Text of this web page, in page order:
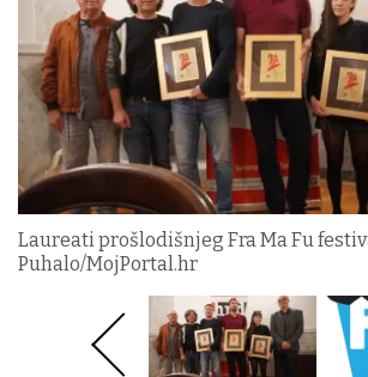
Laureati prošlodišnjeg Fra Ma Fu
Puhalo/MojPortal.hr